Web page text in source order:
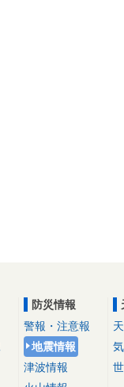
防災情報
警報・注意報
地震情報
津波情報